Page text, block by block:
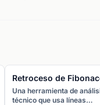
Retroceso de
Una herramienta de
técnico que usa líneas